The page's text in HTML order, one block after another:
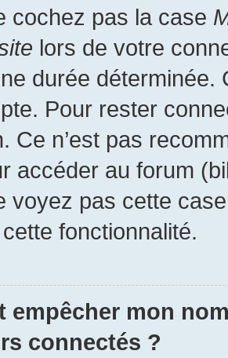
cochez pas la case
lors de votre
durée déterminée.
Pour rester
Ce n’est pas
accéder au forum
voyez pas cette
fonctionnalité.
empêcher mon
connectés ?